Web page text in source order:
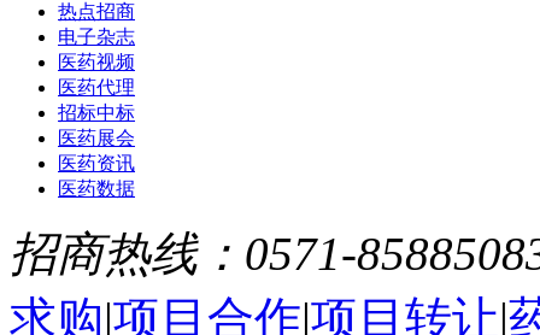
热点招商
电子杂志
医药视频
医药代理
招标中标
医药展会
医药资讯
医药数据
招商热线：0571-
求购|项目合作|项目转让|